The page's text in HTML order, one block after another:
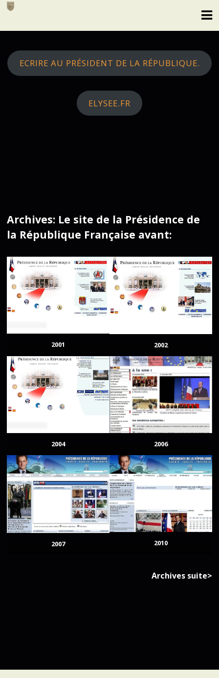
Skip
ECRIRE AU PRÉSIDENT DE LA RÉPUBLIQUE.
ELYSEE.FR
Archives: Le site de la Présidence de
la République Française avant:
2001 2002
2004 2006
2007 2010
Archives suite>